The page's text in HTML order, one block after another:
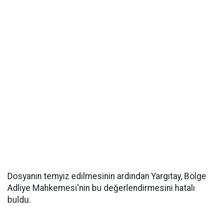
Dosyanın temyiz edilmesinin ardından Yargıtay, Bölge
Adliye Mahkemesi'nin bu değerlendirmesini hatalı
buldu.